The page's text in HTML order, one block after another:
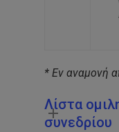
* Εν αναμονή
Λίστα
συνεδρίου